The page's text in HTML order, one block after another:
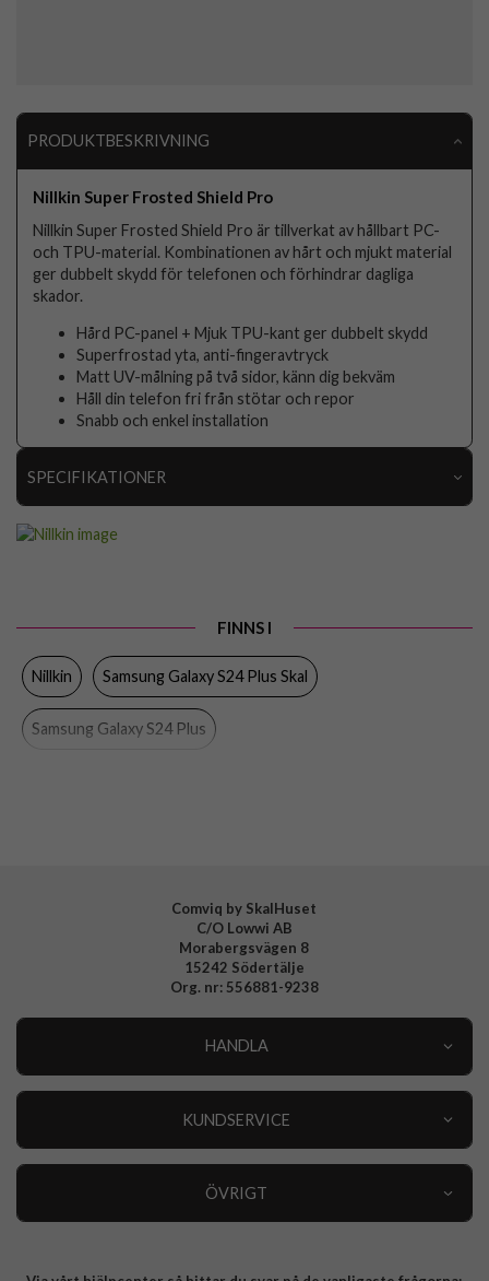
PRODUKTBESKRIVNING
Nillkin Super Frosted Shield Pro
Nillkin Super Frosted Shield Pro är tillverkat av hållbart PC-
och TPU-material. Kombinationen av hårt och mjukt material
ger dubbelt skydd för telefonen och förhindrar dagliga
skador.
Hård PC-panel + Mjuk TPU-kant ger dubbelt skydd
Superfrostad yta, anti-fingeravtryck
Matt UV-målning på två sidor, känn dig bekväm
Håll din telefon fri från stötar och repor
Snabb och enkel installation
SPECIFIKATIONER
Trådlös laddning-kompatibel
Färg
FINNS I
Nillkin Samsung Galaxy S24 Plus Skal
Samsung Galaxy S24 Plus
Comviq by SkalHuset
C/O Lowwi AB
Morabergsvägen 8
15242 Södertälje
Org. nr: 556881-9238
HANDLA
KUNDSERVICE
ÖVRIGT